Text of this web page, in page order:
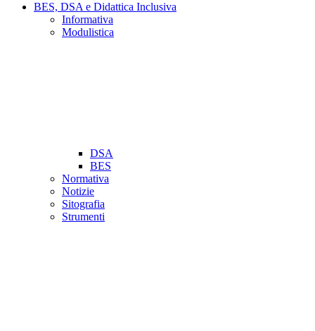
BES, DSA e Didattica Inclusiva
Informativa
Modulistica
DSA
BES
Normativa
Notizie
Sitografia
Strumenti